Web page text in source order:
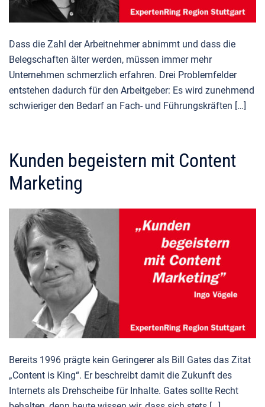
Dass die Zahl der Arbeitnehmer abnimmt und dass die
Belegschaften älter werden, müssen immer mehr
Unternehmen schmerzlich erfahren. Drei Problemfelder
entstehen dadurch für den Arbeitgeber: Es wird zunehmend
schwieriger den Bedarf an Fach- und Führungskräften […]
Kunden begeistern mit Content
Marketing
Bereits 1996 prägte kein Geringerer als Bill Gates das Zitat
„Content is King“. Er beschreibt damit die Zukunft des
Internets als Drehscheibe für Inhalte. Gates sollte Recht